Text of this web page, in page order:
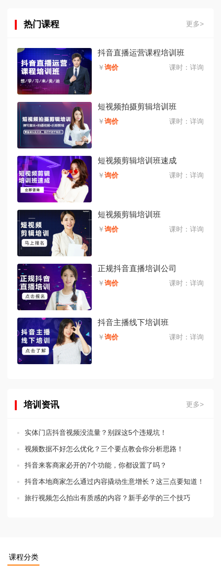
热门课程 更多>
抖音直播运营课程培训班
￥询价 课时： 详询
短视频拍摄剪辑培训班
￥询价 课时： 详询
短视频剪辑培训班速成
￥询价 课时： 详询
短视频剪辑培训班
￥询价 课时： 详询
正规抖音直播培训公司
￥询价 课时： 详询
抖音主播线下培训班
￥询价 课时： 详询
培训资讯 更多>
实体门店抖音视频没流量？别踩这5个违规坑！
视频数据不好怎么优化？三个要点教会你分析思路！
抖音来客商家必开的7个功能，你都设置了吗？
抖音本地商家怎么通过内容撬动生意增长？这三点要知道！
旅行视频怎么拍出有质感的内容？新手必学的三个技巧
课程分类